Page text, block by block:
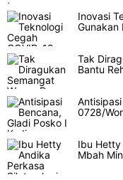
Inovasi
Gunakan
Tak
Bantu
0728/
Ibu Hetty
Mbah